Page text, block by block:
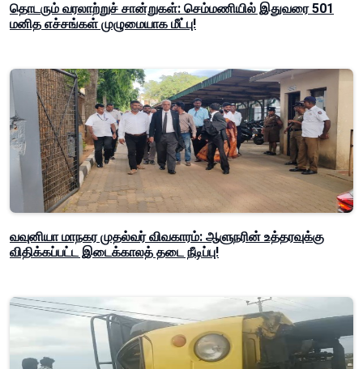
தொடரும் வரலாற்றுச் சான்றுகள்: செம்மணியில் இதுவரை 501
மனித எச்சங்கள் முழுமையாக மீட்பு!
வவுனியா மாநகர முதல்வர் விவகாரம்: ஆளுநரின் உத்தரவுக்கு
விதிக்கப்பட்ட இடைக்காலத் தடை நீடிப்பு!